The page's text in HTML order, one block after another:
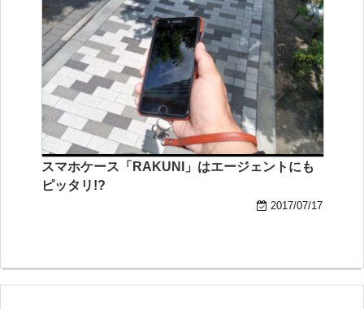
スマホケース「RAKUNI」はエージェントにも
ピッタリ!?
2017/07/17